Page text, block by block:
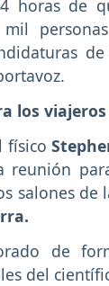
horas de
los
físico
reunión
salones de
de
del